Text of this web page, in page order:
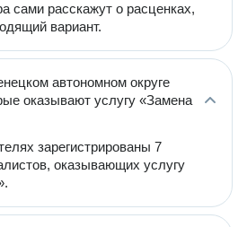
сами расскажут о расценках,
вариант.
автономном округе
оказывают услугу «Замена
зарегистрированы 7
оказывающих услугу